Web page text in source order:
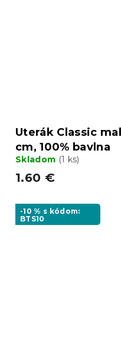
Uterák Classic
cm, 100% bavlna
Skladom (1 ks)
1.60 €
-10 % s kódom:
BTS10